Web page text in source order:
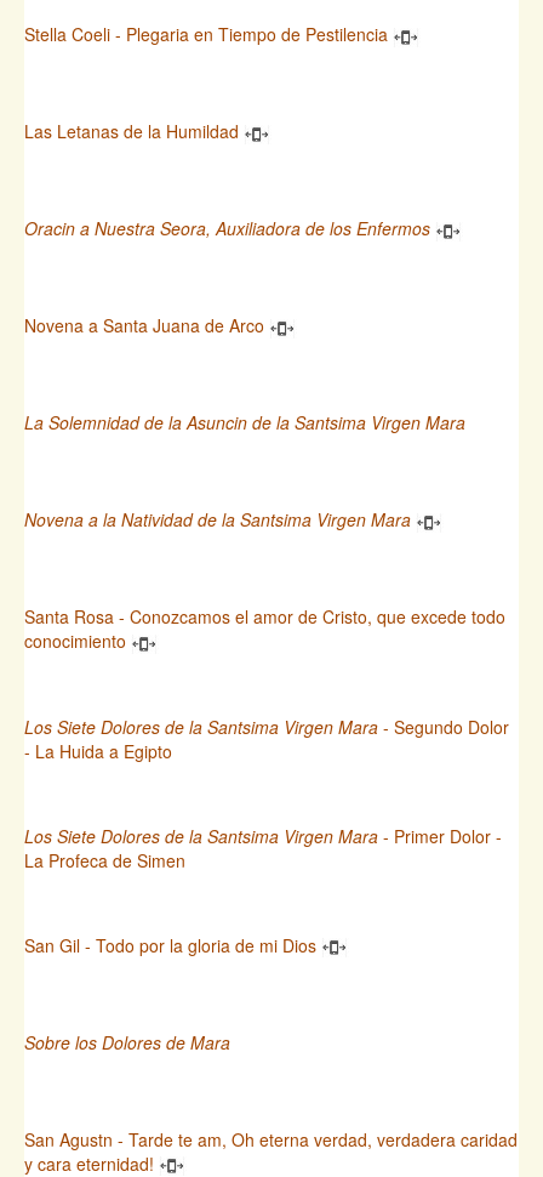
Stella Coeli - Plegaria en Tiempo de Pestilencia
Las Letanas de la Humildad
Oracin a Nuestra Seora, Auxiliadora de los Enfermos
Novena a Santa Juana de Arco
La Solemnidad de la Asuncin de la Santsima Virgen Mara
Novena a la Natividad de la Santsima Virgen Mara
Santa Rosa - Conozcamos el amor de Cristo, que excede todo
conocimiento
Los Siete Dolores de la Santsima Virgen Mara - Segundo Dolor
- La Huida a Egipto
Los Siete Dolores de la Santsima Virgen Mara - Primer Dolor -
La Profeca de Simen
San Gil - Todo por la gloria de mi Dios
Sobre los Dolores de Mara
San Agustn - Tarde te am, Oh eterna verdad, verdadera caridad
y cara eternidad!